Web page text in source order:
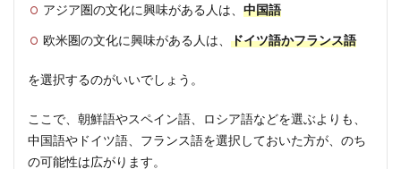
アジア圏の文化に興味がある人は、 中国語
欧米圏の文化に興味がある人は、 ドイツ語かフランス語
を選択するのがいいでしょう。
ここで、朝鮮語やスペイン語、ロシア語などを選ぶよりも、
中国語やドイツ語、フランス語を選択しておいた方が、のち
の可能性は広がります。